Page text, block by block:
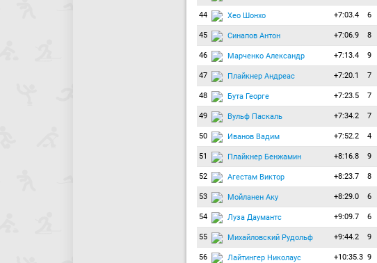
44 Хео Шонхо +7:03.4 6
45 Синапов Антон +7:06.9 8
46 Марченко Александр +7:13.4 9
47 Плайкнер Андреас +7:20.1 7
48 Бута Георге +7:23.5 7
49 Вульф Паскаль +7:34.2 7
50 Иванов Вадим +7:52.2 4
51 Плайкнер Бенжамин +8:16.8 9
52 Агестам Виктор +8:23.7 8
53 Мойланен Аку +8:29.0 6
54 Луза Даумантс +9:09.7 6
55 Михайловский Рудольф +9:44.2 9
56 Лайтингер Николаус +10:35.3 9